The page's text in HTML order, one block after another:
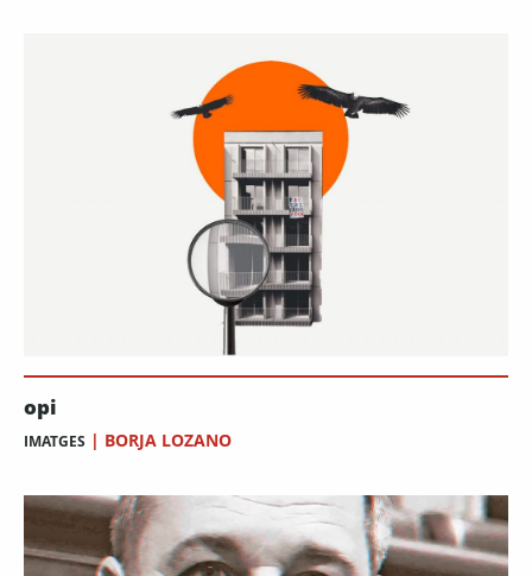
opi
IMATGES | BORJA LOZANO